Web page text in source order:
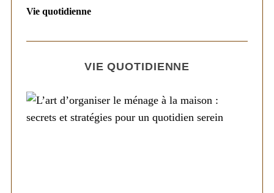
Vie quotidienne
VIE QUOTIDIENNE